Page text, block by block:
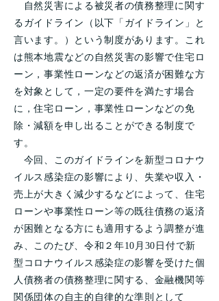
自然災害による被災者の債務整理に関す
るガイドライン（以下「ガイドライン」と
言います。）という制度があります。これ
は熊本地震などの自然災害の影響で住宅ロ
ーン，事業性ローンなどの返済が困難な方
を対象として，一定の要件を満たす場合
に，住宅ローン，事業性ローンなどの免
除・減額を申し出ることができる制度で
す。
今回、このガイドラインを新型コロナウ
イルス感染症の影響により、失業や収入・
売上が大きく減少するなどによって、住宅
ローンや事業性ローン等の既往債務の返済
が困難となる方にも適用するよう調整が進
み、このたび、令和２年10月30日付で新
型コロナウイルス感染症の影響を受けた個
人債務者の債務整理に関する、金融機関等
関係団体の自主的自律的な準則として